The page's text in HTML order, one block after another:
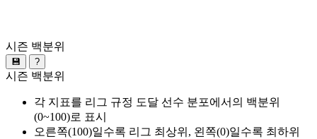
시즌 백분위
💾 ?
시즌 백분위
각 지표를 리그 규정 도달 선수 분포에서의 백분위
(0~100)로 표시
오른쪽(100)일수록 리그 최상위, 왼쪽(0)일수록 최하위